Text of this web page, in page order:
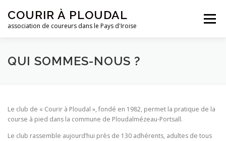
contenu
COURIR À PLOUDAL
association de coureurs dans le Pays d'Iroise
Menu
ACCUEIL LE CLUB ACTUALITÉS
CONTACTEZ-NOUS !
QUI SOMMES-NOUS ?
Le club de « Courir à Ploudal », fondé en 1982, permet la pratique de la
course à pied dans la commune de Ploudalmézeau-Portsall.
Le club rassemble aujourd’hui près de 130 adhérents, adultes de tous